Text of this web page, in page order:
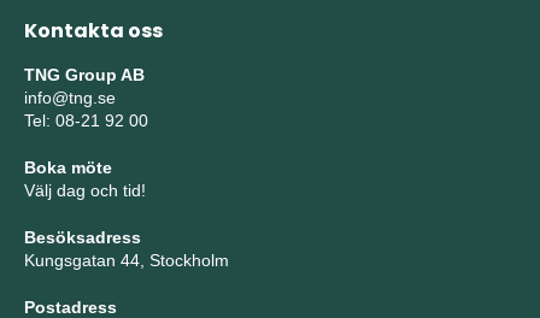
Kontakta oss
TNG Group AB
info@tng.se
Tel: 08-21 92 00
Boka möte
Välj dag och tid!
Besöksadress
Kungsgatan 44, Stockholm
Postadress